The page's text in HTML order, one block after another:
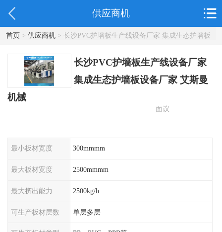
供应商机
首页> 供应商机> 长沙PVC护墙板生产线设备厂家 集成生态护墙板
设备厂家 艾斯曼机械
长沙PVC护墙板生产线设备厂家
集成生态护墙板设备厂家 艾斯曼
机械
面议
最小板材宽度 300mmmm
最大板材宽度 2500mmmm
最大挤出能力 2500kg/h
可生产板材层数 单层多层